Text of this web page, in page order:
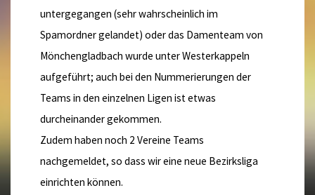
untergegangen (sehr wahrscheinlich im
Spamordner gelandet) oder das Damenteam von
Mönchengladbach wurde unter Westerkappeln
aufgeführt; auch bei den Nummerierungen der
Teams in den einzelnen Ligen ist etwas
durcheinander gekommen.
Zudem haben noch 2 Vereine Teams
nachgemeldet, so dass wir eine neue Bezirksliga
einrichten können.